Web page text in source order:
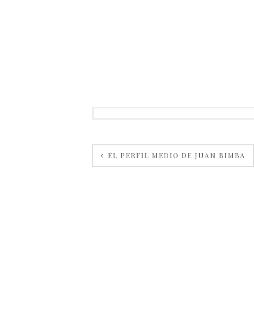
EL PERFIL MEDIO DE JUAN BIMBA